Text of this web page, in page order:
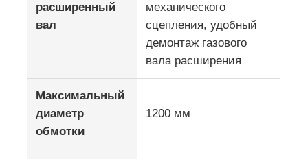
расширенный
вал
механического
сцепления, удобный
демонтаж газового
вала расширения
Максимальный
диаметр
обмотки
1200 мм